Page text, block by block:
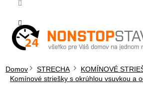
obsah
Domov STRECHA
KOMÍNOVÉ
Komínové striešky s okrúhlou vsuvkou a